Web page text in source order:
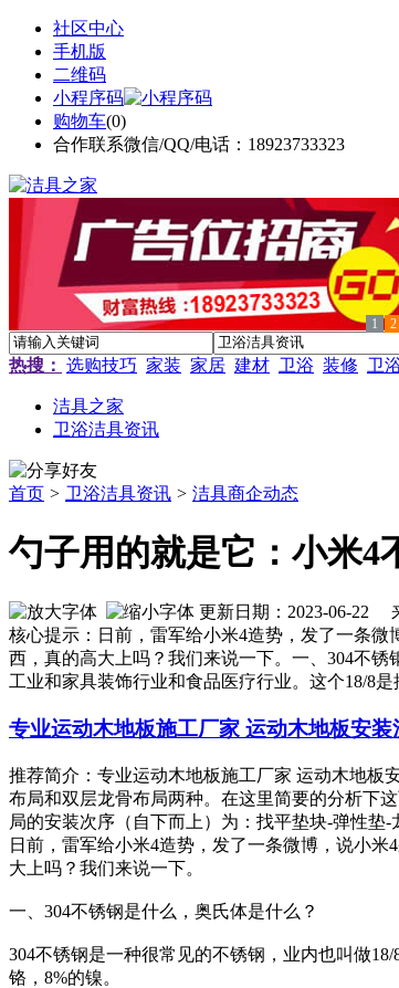
社区中心
手机版
二维码
小程序码
购物车(0)
合作联系微信/QQ/电话：18923733323
1 2
热搜： 选购技巧 家装 家居 建材 卫浴 装修 卫
洁具之家
卫浴洁具资讯
首页 > 卫浴洁具资讯 > 洁具商企动态
勺子用的就是它：小米4
更新日期：2023-06-22
核心提示：日前，雷军给小米4造势，发了一条
西，真的高大上吗？我们来说一下。一、304不
工业和家具装饰行业和食品医疗行业。这个18/8是
专业运动木地板施工厂家 运动木地板安装
推荐简介：专业运动木地板施工厂家 运动木地
布局和双层龙骨布局两种。在这里简要的分析
局的安装次序（自下而上）为：找平垫块-弹性垫-
日前，雷军给小米4造势，发了一条微博，说小米
大上吗？我们来说一下。
一、304不锈钢是什么，奥氏体是什么？
304不锈钢是一种很常见的不锈钢，业内也叫做
铬，8%的镍。